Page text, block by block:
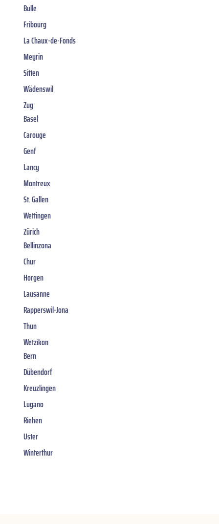
Bulle
Fribourg
La Chaux-de-Fonds
Meyrin
Sitten
Wädenswil
Zug
Basel
Carouge
Genf
Lancy
Montreux
St. Gallen
Wettingen
Zürich
Bellinzona
Chur
Horgen
Lausanne
Rapperswil-Jona
Thun
Wetzikon
Bern
Dübendorf
Kreuzlingen
Lugano
Riehen
Uster
Winterthur